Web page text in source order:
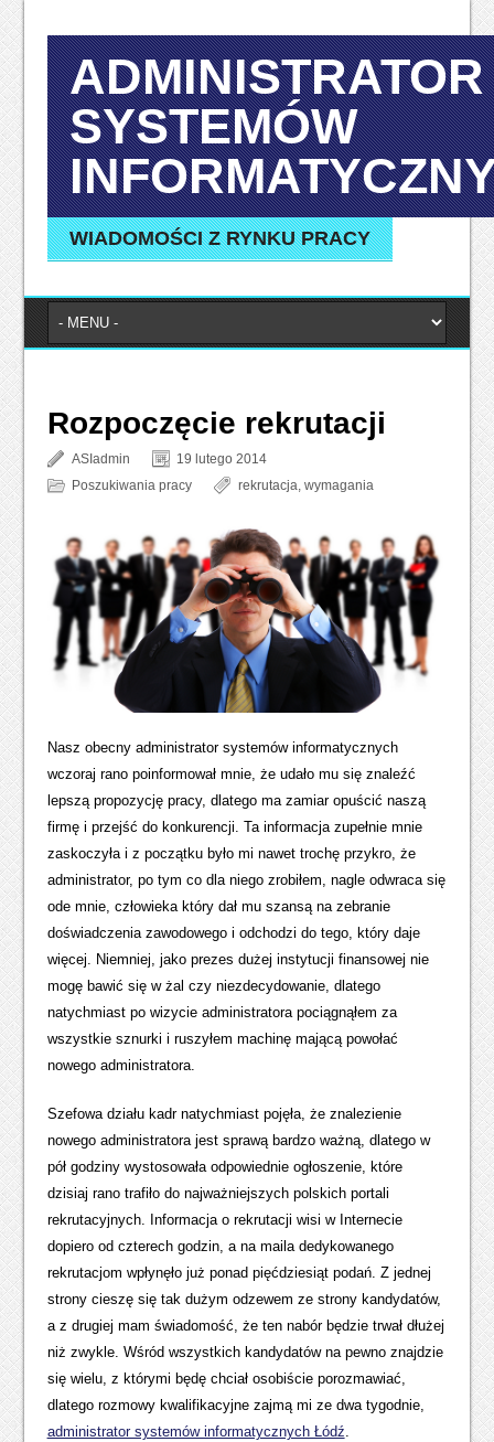
ADMINISTRATOR
SYSTEMÓW
WIADOMOŚCI Z RYNKU PRACY
Rozpoczęcie rekrutacji
ASIadmin
19 lutego 2014
Poszukiwania pracy
rekrutacja, wymagania
Nasz obecny administrator systemów informatycznych
wczoraj rano poinformował mnie, że udało mu się znaleźć
lepszą propozycję pracy, dlatego ma zamiar opuścić naszą
firmę i przejść do konkurencji. Ta informacja zupełnie mnie
zaskoczyła i z początku było mi nawet trochę przykro, że
administrator, po tym co dla niego zrobiłem, nagle odwraca się
ode mnie, człowieka który dał mu szansą na zebranie
doświadczenia zawodowego i odchodzi do tego, który daje
więcej. Niemniej, jako prezes dużej instytucji finansowej nie
mogę bawić się w żal czy niezdecydowanie, dlatego
natychmiast po wizycie administratora pociągnąłem za
wszystkie sznurki i ruszyłem machinę mającą powołać
nowego administratora.
Szefowa działu kadr natychmiast pojęła, że znalezienie
nowego administratora jest sprawą bardzo ważną, dlatego w
pół godziny wystosowała odpowiednie ogłoszenie, które
dzisiaj rano trafiło do najważniejszych polskich portali
rekrutacyjnych. Informacja o rekrutacji wisi w Internecie
dopiero od czterech godzin, a na maila dedykowanego
rekrutacjom wpłynęło już ponad pięćdziesiąt podań. Z jednej
strony cieszę się tak dużym odzewem ze strony kandydatów,
a z drugiej mam świadomość, że ten nabór będzie trwał dłużej
niż zwykle. Wśród wszystkich kandydatów na pewno znajdzie
się wielu, z którymi będę chciał osobiście porozmawiać,
dlatego rozmowy kwalifikacyjne zajmą mi ze dwa tygodnie,
administrator systemów informatycznych Łódź.